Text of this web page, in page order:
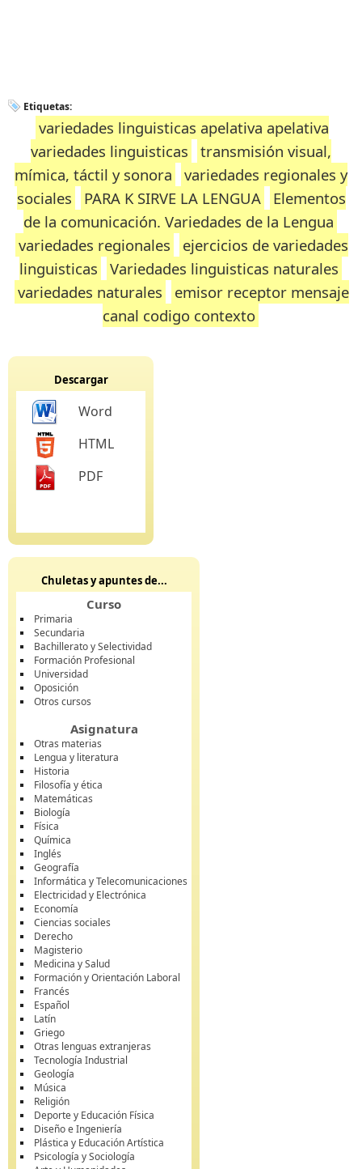
Etiquetas:
variedades linguisticas apelativa apelativa
variedades linguisticas
transmisión visual,
mímica, táctil y sonora
variedades regionales y
sociales
PARA K SIRVE LA LENGUA
Elementos
de la comunicación. Variedades de la Lengua
variedades regionales
ejercicios de variedades
linguisticas
Variedades linguisticas naturales
variedades naturales
emisor receptor mensaje
canal codigo contexto
Descargar
Word
HTML
PDF
Chuletas y apuntes de...
Curso
Primaria
Secundaria
Bachillerato y Selectividad
Formación Profesional
Universidad
Oposición
Otros cursos
Asignatura
Otras materias
Lengua y literatura
Historia
Filosofía y ética
Matemáticas
Biología
Física
Química
Inglés
Geografía
Informática y Telecomunicaciones
Electricidad y Electrónica
Economía
Ciencias sociales
Derecho
Magisterio
Medicina y Salud
Formación y Orientación Laboral
Francés
Español
Latín
Griego
Otras lenguas extranjeras
Tecnología Industrial
Geología
Música
Religión
Deporte y Educación Física
Diseño e Ingeniería
Plástica y Educación Artística
Psicología y Sociología